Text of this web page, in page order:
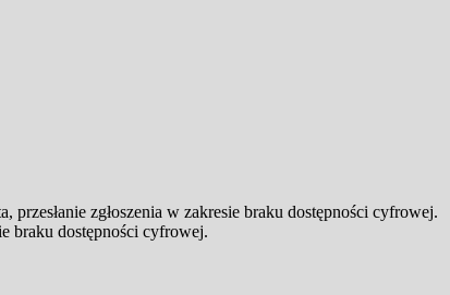
zgłoszenia w zakresie braku dostępności cyfrowej.
braku dostępności cyfrowej.